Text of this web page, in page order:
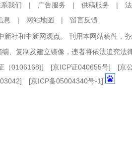
我们 | 广告服务 | 供稿服务 |
息
| 网站地图 | 留言反馈
新社和中新网观点。 刊用本网站稿件，
、复制及建立镜像，违者将依法追究法
（0106168)] [京ICP证040655号] [京
[京ICP备05004340号-1]